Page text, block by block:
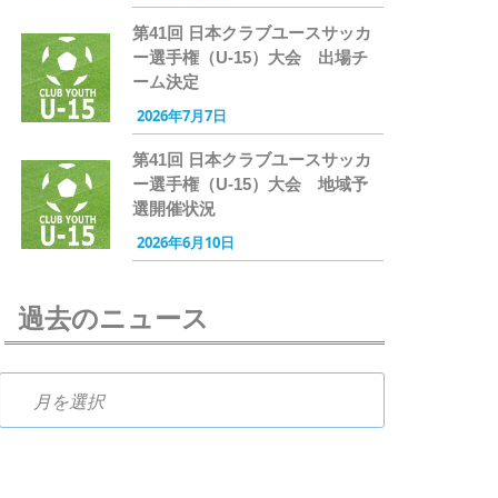
第41回 日本クラブユースサッカ
ー選手権（U-15）大会 出場チ
ーム決定
2026年7月7日
第41回 日本クラブユースサッカ
ー選手権（U-15）大会 地域予
選開催状況
2026年6月10日
過去のニュース